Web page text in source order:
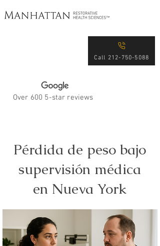
Call 212-750-5088
Over 600 5-star reviews
Pérdida de peso bajo
supervisión médica
en Nueva York